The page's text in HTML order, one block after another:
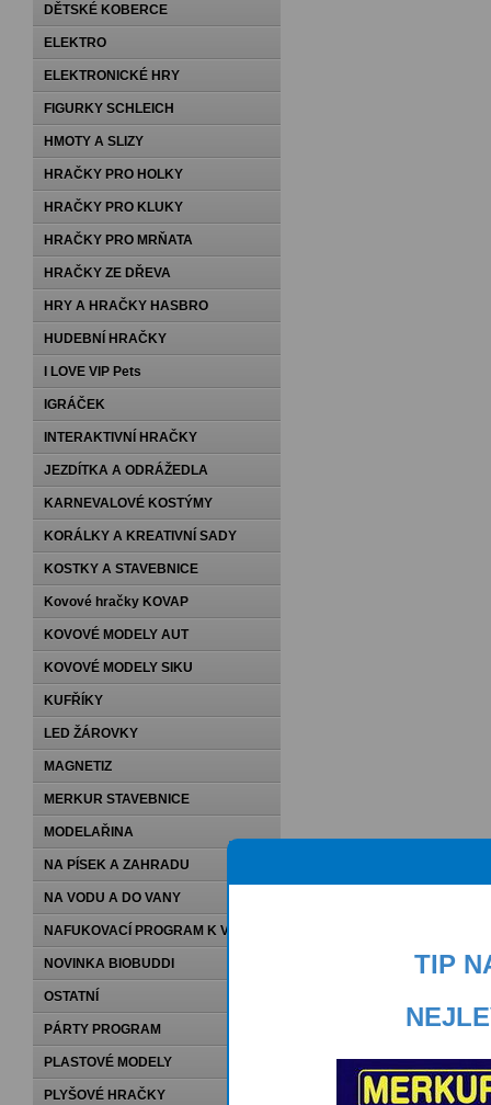
DĚTSKÉ KOBERCE
ELEKTRO
ELEKTRONICKÉ HRY
FIGURKY SCHLEICH
HMOTY A SLIZY
HRAČKY PRO HOLKY
HRAČKY PRO KLUKY
HRAČKY PRO MRŇATA
HRAČKY ZE DŘEVA
HRY A HRAČKY HASBRO
HUDEBNÍ HRAČKY
I LOVE VIP Pets
IGRÁČEK
INTERAKTIVNÍ HRAČKY
JEZDÍTKA A ODRÁŽEDLA
KARNEVALOVÉ KOSTÝMY
KORÁLKY A KREATIVNÍ SADY
KOSTKY A STAVEBNICE
Kovové hračky KOVAP
KOVOVÉ MODELY AUT
KOVOVÉ MODELY SIKU
KUFŘÍKY
LED ŽÁROVKY
MAGNETIZ
MERKUR STAVEBNICE
MODELAŘINA
NA PÍSEK A ZAHRADU
NA VODU A DO VANY
NAFUKOVACÍ PROGRAM K VODĚ
NOVINKA BIOBUDDI
OSTATNÍ
PÁRTY PROGRAM
PLASTOVÉ MODELY
PLYŠOVÉ HRAČKY
TIP